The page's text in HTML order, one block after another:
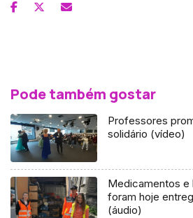
Pode também gostar
Professores
solidário (vídeo)
Medicamentos e
foram hoje
(áudio)